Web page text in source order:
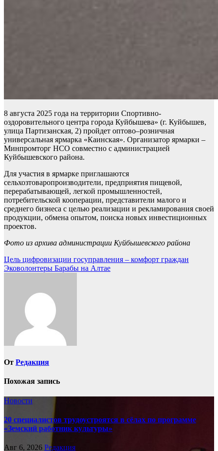
8 августа 2025 года на территории Спортивно-
оздоровительного центра города Куйбышева» (г. Куйбышев,
улица Партизанская, 2) пройдет оптово–розничная
универсальная ярмарка «Каинская». Организатор ярмарки –
Минпромторг НСО совместно с администрацией
Куйбышевского района.
Для участия в ярмарке приглашаются
сельхозтоваропроизводители, предприятия пищевой,
перерабатывающей, легкой промышленностей,
потребительской кооперации, представители малого и
среднего бизнеса с целью реализации и рекламирования своей
продукции, обмена опытом, поиска новых инвестиционных
проектов.
Фото из архива администрации Куйбышевского района
Навигация
по
Цель цифровизации госуправления – комфорт граждан
Эковолонтеры Барабы на Алтае
От Редакция
Похожая запись
Новости
20 специалистов трудоустроятся в сёлах по программе
«Земский работник культуры»
Авг 6, 2026 Редакция